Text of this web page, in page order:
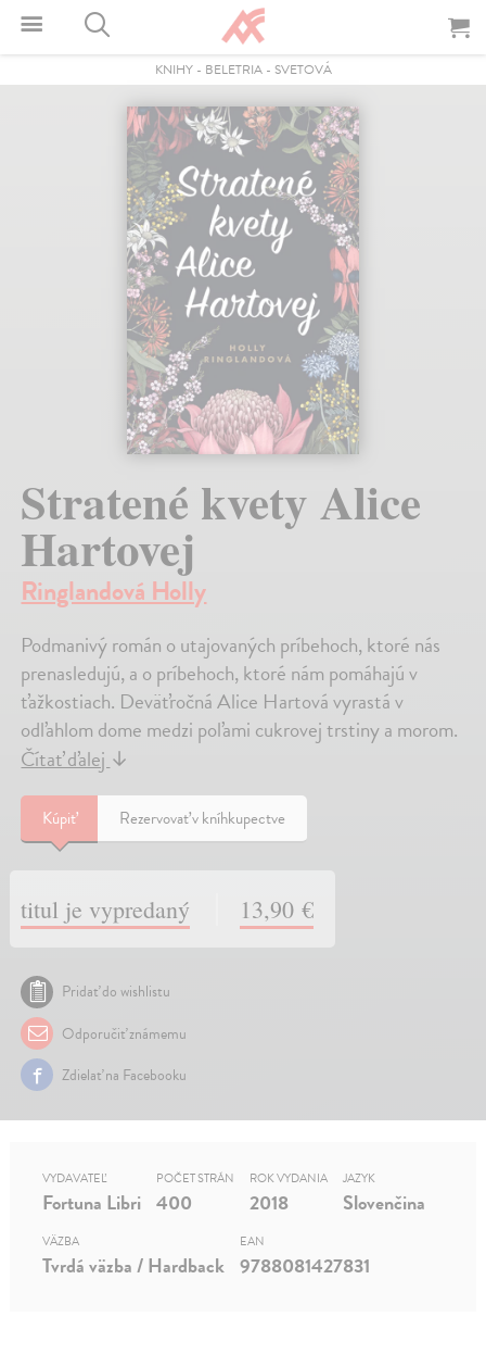
KNIHY- BELETRIA- SVETOVÁ
Stratené kvety Alice
Hartovej
Ringlandová Holly
Podmanivý román o utajovaných príbehoch, ktoré nás
prenasledujú, a o príbehoch, ktoré nám pomáhajú v
ťažkostiach. Deväťročná Alice Hartová vyrastá v
odľahlom dome medzi poľami cukrovej trstiny a morom.
Čítať ďalej↓
Kúpiť Rezervovať v kníhkupectve
titul je vypredaný 13,90 €
Pridať do wishlistu
Odporučiť známemu
Zdielať na Facebooku
VYDAVATEĽ
Fortuna Libri
POČET STRÁN
400
ROK VYDANIA
2018
JAZYK
Slovenčina
VÄZBA
Tvrdá väzba / Hardback
EAN
9788081427831